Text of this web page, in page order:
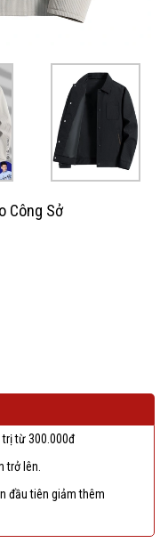
Công Sở
từ 300.000đ
trở lên.
đầu tiên giảm thêm